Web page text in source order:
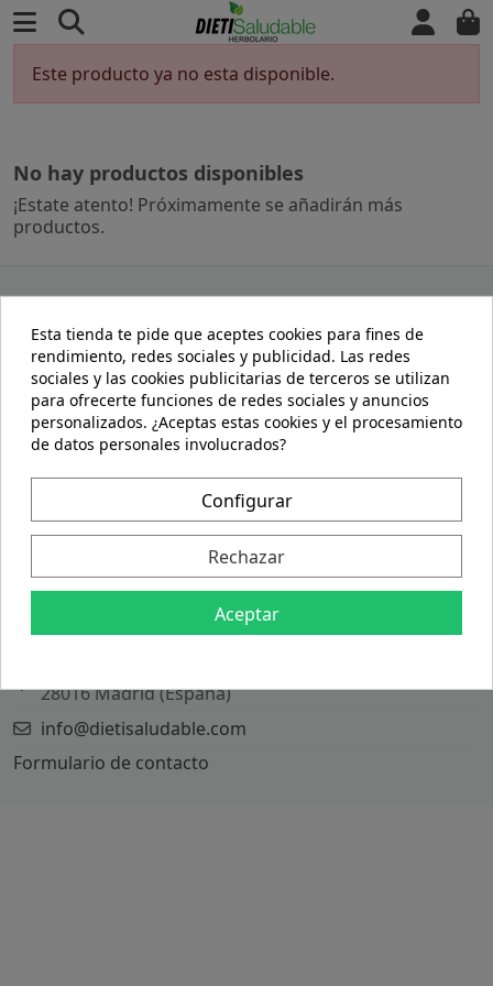
Este producto ya no esta disponible.
No hay productos disponibles
¡Estate atento! Próximamente se añadirán más
productos.
DIETISALUDABLE
Aviso Legal
Dietsaludable
Términos y condiciones
Dietisaludable
Política de Envíos
Política de Devoluciones
PRODUCTOS
Ofertas
Novedades
Contacte con nosotros
ATENCIÓN AL CLIENTE
Antilia Soluciones S.L.
28016 Madrid (España)
info@dietisaludable.com
Formulario de contacto
Esta tienda te pide que aceptes cookies para fines de
rendimiento, redes sociales y publicidad. Las redes
sociales y las cookies publicitarias de terceros se utilizan
para ofrecerte funciones de redes sociales y anuncios
personalizados. ¿Aceptas estas cookies y el procesamiento
de datos personales involucrados?
Configurar
Rechazar
Aceptar